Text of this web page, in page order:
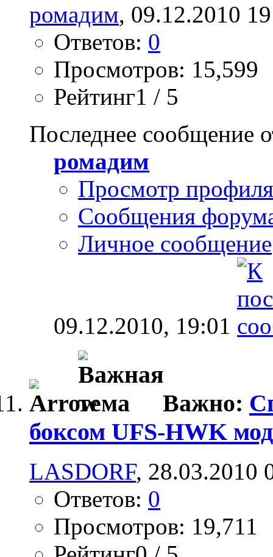
ромадим, 09.12.2010
Ответов: 0
Просмотров: 15,599
Рейтинг1 / 5
Последнее сообщение
ромадим
Просмотр профиля
Сообщения
Личное сообщение
09.12.2010, 19:01
Важно:
боксом UFS-HWK
LASDORF, 28.03.2010
Ответов: 0
Просмотров: 19,711